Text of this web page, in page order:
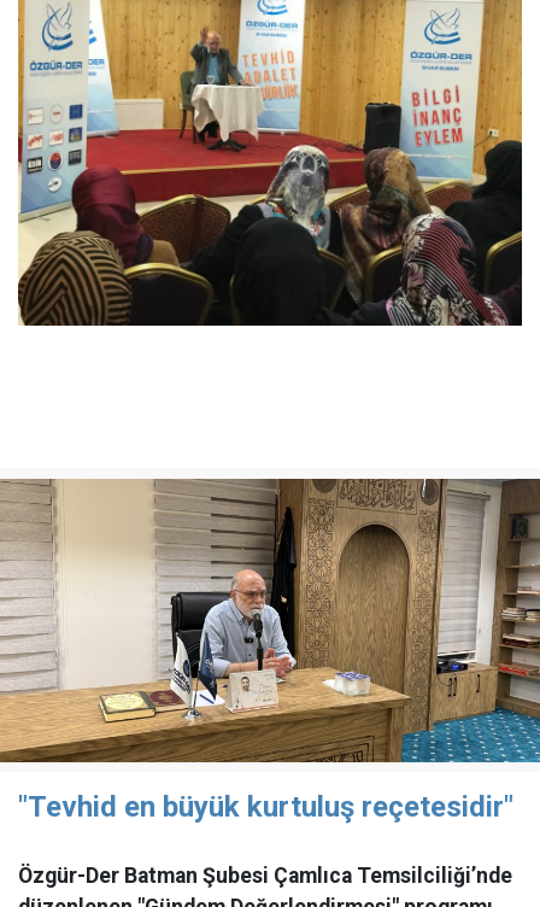
"Tevhid en büyük kurtuluş reçetesidir"
Özgür-Der Batman Şubesi Çamlıca Temsilciliği’nde